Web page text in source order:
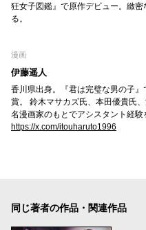
狂女子図鑑』で原作デビュー。緻
る。
漫画
伊藤遥人
香川県出身。『君は完璧な男の子
賞。 鈴木マサカズ氏、本田優貴氏
名漫画家のもとでアシスタント経験
https://x.com/itouharuto1996
同じ著者の作品・関連作品